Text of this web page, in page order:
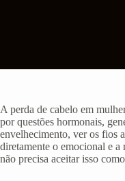
A perda de cabelo em
por questões hormonais,
envelhecimento, ver os fios
diretamente o emocional e
não precisa aceitar isso